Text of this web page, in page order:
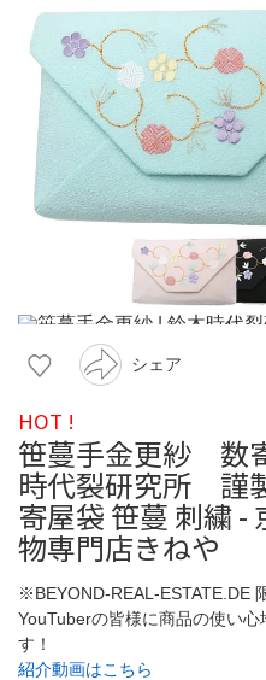
シェア
HOT !
笹蔓手金更紗
時代裂研究所 謹
寄屋袋 笹蔓 刺繍 -
物専門店きねや
※BEYOND-REAL-ESTATE.DE
YouTuberの皆様に商品の使い
す！
紹介動画はこちら